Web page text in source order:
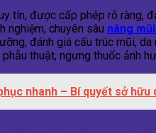
tín, được cấp phép rõ ràng,
nghiệm, chuyên sâu nâng
đánh giá cấu trúc mũi,
thuật, ngưng thuốc ảnh
nhanh – Bí quyết sở